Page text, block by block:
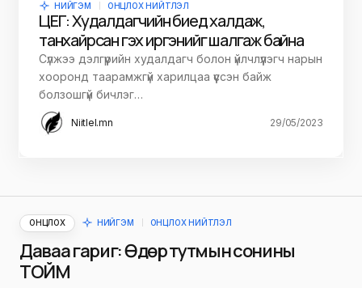
НИЙГЭМ ОНЦЛОХ НИЙТЛЭЛ
ЦЕГ: Худалдагчийн биед халдаж,
танхайрсан гэх иргэнийг шалгаж байна
Сүлжээ дэлгүүрийн худалдагч болон үйлчлүүлэгч нарын
хооронд таарамжгүй харилцаа үүссэн байж
болзошгүй бичлэг…
Niitlel.mn 29/05/2023
ОНЦЛОХ НИЙГЭМ ОНЦЛОХ НИЙТЛЭЛ
Даваа гариг: Өдөр тутмын сонины
ТОЙМ